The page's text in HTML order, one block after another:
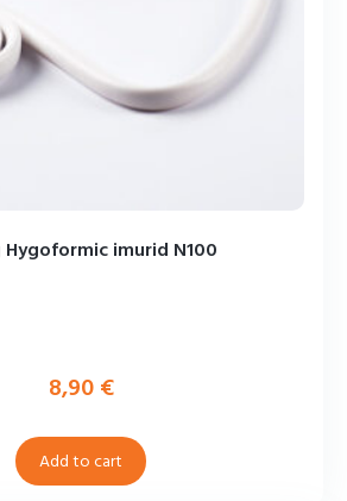
Hygoformic imurid N100
8,90€
Add to cart